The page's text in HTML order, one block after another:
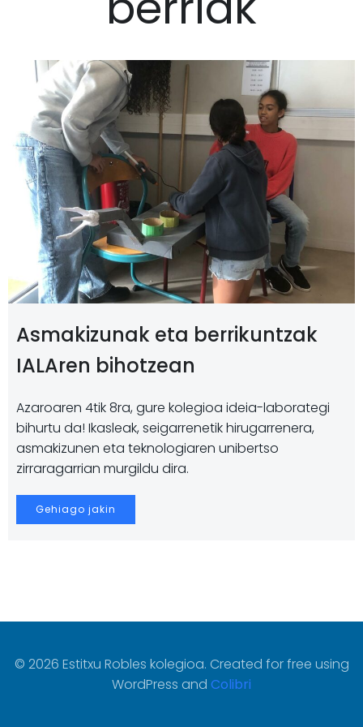
Asmakizunak eta berrikuntzak
IALAren bihotzean
Azaroaren 4tik 8ra, gure kolegioa ideia-laborategi
bihurtu da! Ikasleak, seigarrenetik hirugarrenera,
asmakizunen eta teknologiaren unibertso
zirraragarrian murgildu dira.
Gehiago jakin
© 2026 Estitxu Robles kolegioa. Created for free using
WordPress and Colibri